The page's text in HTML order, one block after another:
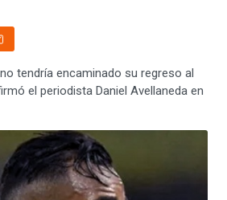
tendría encaminado su regreso al
el periodista Daniel Avellaneda en